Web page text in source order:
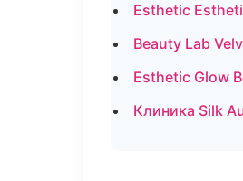
Esthetic
Beauty Lab
Esthetic Glow
Клиника Silk